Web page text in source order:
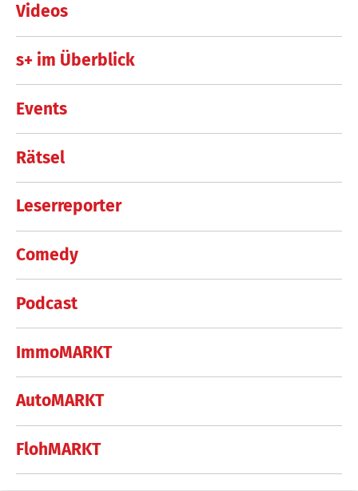
Videos
s+ im Überblick
Events
Rätsel
Leserreporter
Comedy
Podcast
ImmoMARKT
AutoMARKT
FlohMARKT